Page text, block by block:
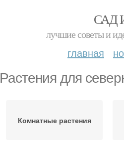
САД
лучшие советы и
главная
Растения для
Комнатные растения